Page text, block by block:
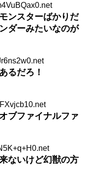
ンスターばかりだ
ダーみたいなのが
るだろ！
ブファイナルファ
ないけど幻獣の方